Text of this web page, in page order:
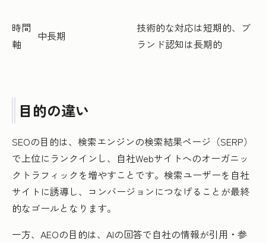
時間
軸
中長期
技術的な対応は短期的、ブ
ランド認知は長期的
目的の違い
SEOの目的は、検索エンジンの検索結果ページ（SERP）
で上位にランクインし、自社Webサイトへのオーガニッ
クトラフィックを増やすことです。検索ユーザーを自社
サイトに誘導し、コンバージョンにつなげることが最終
的なゴールとなります。
一方、AEOの目的は、AIの回答で自社の情報が引用・参